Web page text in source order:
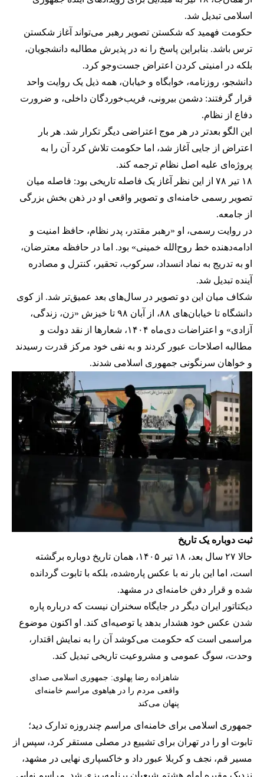
اسلامی تبدیل شد.
حکومت فهمید که شکستن تصویر رهبر می‌تواند آغاز شکستن
ترس باشد. بنابراین پاسخ را نه در پذیرش مطالبه دانشجویان،
بلکه در امنیتی کردن اعتراض جست‌وجو کرد.
دانشجو، روزنامه، خوابگاه و خیابان، همه ذیل یک روایت واحد
قرار گرفتند: دشمن بیرونی، فریب‌خوردگان داخلی، و ضرورت
دفاع از نظام.
این الگو بعدتر در هر موج اعتراضی دیگر تکرار شد. هر بار
اعتراض از جایی آغاز شد، اما حکومت تلاش کرد آن را به
پروژه‌ای علیه اصل نظام ترجمه کند.
۱۸ تیر ۷۸ از این نظر آغاز یک فاصله تاریخی بود: فاصله میان
تصویر رسمی خامنه‌ای و تصویر واقعی او در ذهن بخش بزرگی
از جامعه.
در روایت رسمی، او «رهبر مقتدر، پدر نظام، حافظ امنیت و
ادامه‌دهنده خط روح‌الله خمینی» بود. اما در حافظه معترضان،
او به تدریج به نماد انسداد، سرکوب، تحقیر، کنترل و مصادره
آینده تبدیل شد.
شکاف میان این دو تصویر در سال‌های بعد عمیق‌تر شد. از کوی
دانشگاه تا خیابان‌های ۸۸، از آبان ۹۸ تا خیزش «زن، زندگی،
آزادی» و اعتراضات دی‌ماه ۱۴۰۴، شعارها از نقد دولت و
مطالبه اصلاحات عبور کردند و به نفی خود مرکز قدرت رسیدند
و خواهان سرنگونی جمهوری اسلامی شدند.
ثبت دوباره یک تاریخ
حالا ۲۷ سال بعد، ۱۸ تیر ۱۴۰۵، همان تاریخ دوباره برگشته
است، اما این بار نه با عکس پاره‌شده، بلکه با تابوت گردانده
شده و قرار دفن خامنه‌ای در مشهد.
دیکتاتور ایران دیگر در جایگاه سخنران نیست که درباره پاره
شدن عکس خود هشدار بدهد یا توصیه‌ای کند. او اکنون موضوع
مراسمی است که حکومت می‌کوشد آن را به نمایش اقتدار،
وحدت، سوگ عمومی و مشروعیت تاریخی تبدیل کند.
شاهزاده رضا پهلوی: جمهوری اسلامی صدای
واقعی مردم را در هیاهوی مراسم خامنه‌ای
پنهان می‌کند
جمهوری اسلامی برای خامنه‌ای مراسم چندروزه تدارک دید؛
تابوت او را در تهران برای تشییع در مصلی مستقر کرد، سپس از
مسیر قم، نجف و کربلا عبور داد و خاکسپاری نهایی در مشهد،
نزدیک مقبره امام هشتم شیعیان برنامه‌ریزی شد. مراسم نهایی